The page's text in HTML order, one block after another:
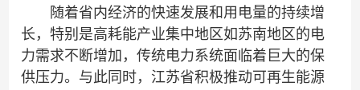
随着省内经济的快速发展和用电量的持续增
长，特别是高耗能产业集中地区如苏南地区的电
力需求不断增加，传统电力系统面临着巨大的保
供压力。与此同时，江苏省积极推动可再生能源